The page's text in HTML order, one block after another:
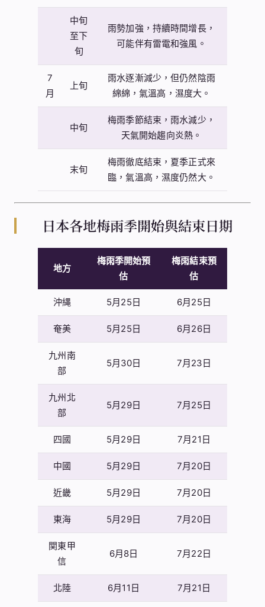
中旬
至下
旬
雨勢加強，持續時間增長，
可能伴有雷電和強風。
7
月
上旬
雨水逐漸減少，但仍然陰雨
綿綿，氣溫高，濕度大。
中旬
梅雨季節結束，雨水減少，
天氣開始趨向炎熱。
末旬
梅雨徹底結束，夏季正式來
臨，氣溫高，濕度仍然大。
日本各地梅雨季開始與結束日期
地方
梅雨季開始預
估
梅雨結束預
估
沖縄 5月25日 6月25日
奄美 5月25日 6月26日
九州南
部
5月30日 7月23日
九州北
部
5月29日 7月25日
四國 5月29日 7月21日
中國 5月29日 7月20日
近畿 5月29日 7月20日
東海 5月29日 7月20日
関東甲
信
6月8日 7月22日
北陸 6月11日 7月21日